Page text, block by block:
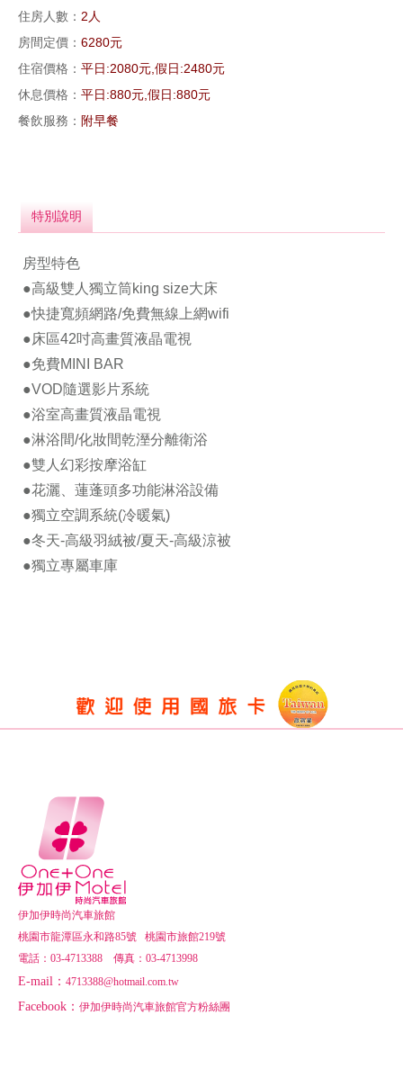
住房人數： 2人
房間定價： 6280元
住宿價格： 平日:2080元,假日:2480元
休息價格： 平日:880元,假日:880元
餐飲服務： 附早餐
特別說明
房型特色
●高級雙人獨立筒king size大床
●快捷寬頻網路/免費無線上網wifi
●床區42吋高畫質液晶電視
●免費MINI BAR
●VOD隨選影片系統
●浴室高畫質液晶電視
●淋浴間/化妝間乾溼分離衛浴
●雙人幻彩按摩浴缸
●花灑、蓮蓬頭多功能淋浴設備
●獨立空調系統(冷暖氣)
●冬天-高級羽絨被/夏天-高級涼被
●獨立專屬車庫
伊加伊時尚汽車旅館
桃園市龍潭區永和路85號 桃園市旅館219號
電話：03-4713388 傳真：03-4713998
E-mail： 4713388@hotmail.com.tw
Facebook： 伊加伊時尚汽車旅館官方粉絲團